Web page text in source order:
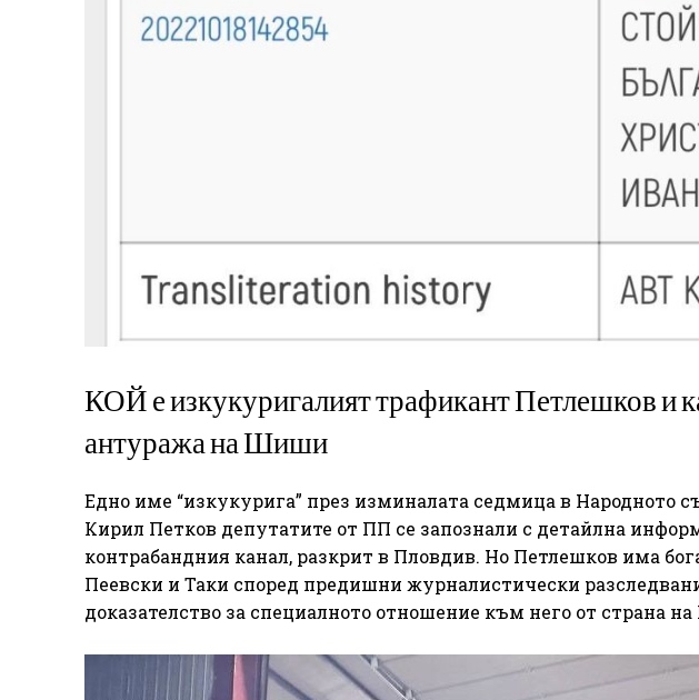
КОЙ е изкукуригалият трафикант Петлешков и
антуража на Шиши
Едно име “изкукурига” през изминалата седмица в Народното
Кирил Петков депутатите от ПП се запознали с детайлна
контрабандния канал, разкрит в Пловдив. Но Петлешков има
Пеевски и Таки според предишни журналистически
доказателство за специалното отношение към него от страна